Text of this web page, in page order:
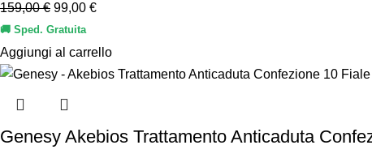
159,00€ 99,00 €
🚚 Sped. Gratuita
Aggiungi al carrello
Genesy Akebios Trattamento Anticaduta